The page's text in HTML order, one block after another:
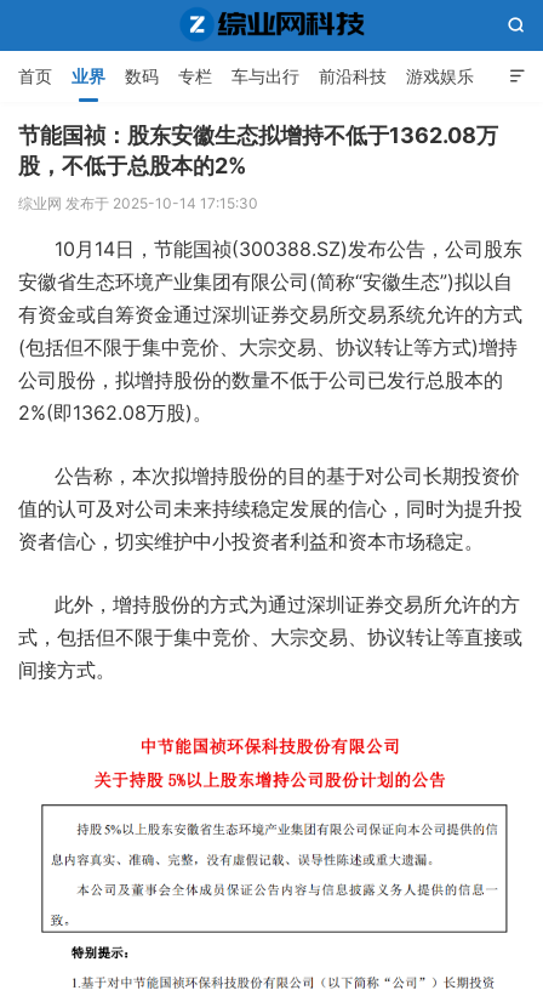
综业网科技

首页 业界 数码 专栏 车与出行 前沿科技 游戏娱乐
人工智能

节能国祯：股东安徽生态拟增持不低于1362.08万
股，不低于总股本的2%
综业网 发布于 2025-10-14 17:15:30
10月14日，节能国祯(300388.SZ)发布公告，公司股东
安徽省生态环境产业集团有限公司(简称“安徽生态”)拟以自
有资金或自筹资金通过深圳证券交易所交易系统允许的方式
(包括但不限于集中竞价、大宗交易、协议转让等方式)增持
公司股份，拟增持股份的数量不低于公司已发行总股本的
2%(即1362.08万股)。
公告称，本次拟增持股份的目的基于对公司长期投资价
值的认可及对公司未来持续稳定发展的信心，同时为提升投
资者信心，切实维护中小投资者利益和资本市场稳定。
此外，增持股份的方式为通过深圳证券交易所允许的方
式，包括但不限于集中竞价、大宗交易、协议转让等直接或
间接方式。